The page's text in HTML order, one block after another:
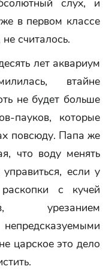
слух, и
в первом классе
считалось.
лет аквариум
втайне
не будет больше
пауков, которые
повсюду. Папа же
что воду менять
если у
с кучей
урезанием
царское это дело